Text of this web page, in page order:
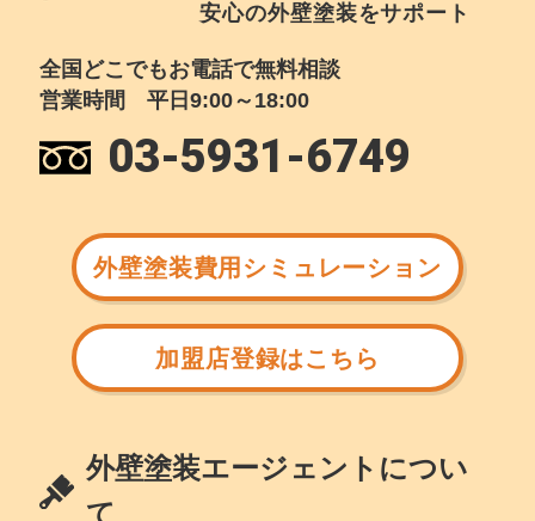
安心の外壁塗装をサポート
全国どこでもお電話で無料相談
営業時間 平日9:00～18:00
03-5931-6749
外壁塗装費用シミュレーション
加盟店登録はこちら
外壁塗装エージェントについ
て